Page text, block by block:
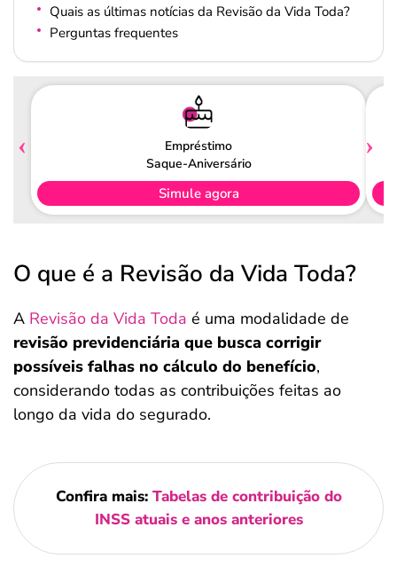
Quais as últimas notícias da Revisão da Vida Toda?
Perguntas frequentes
Empréstimo
Saque-Aniversário
Simule agora
O que é a Revisão da Vida Toda?
A Revisão da Vida Toda é uma modalidade de
revisão previdenciária que busca corrigir
possíveis falhas no cálculo do benefício,
considerando todas as contribuições feitas ao
longo da vida do segurado.
Confira mais: Tabelas de contribuição do
INSS atuais e anos anteriores